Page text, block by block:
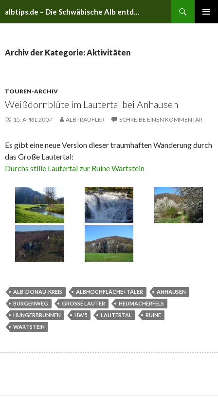
albtips.de – Die Schwäbische Alb entdecken
Archiv der Kategorie: Aktivitäten
TOUREN-ARCHIV
Weißdornblüte im Lautertal bei Anhausen
15. APRIL 2007 ALBTRÄUFLER SCHREIBE EINEN KOMMENTAR
Es gibt eine neue Version dieser traumhaften Wanderung durch
das Große Lautertal:
Durchs stille Lautertal zur Ruine Wartstein
ALB-DONAU-KREIS ALBHOCHFLÄCHE+TÄLER
ANHAUSEN
BURGENWEG
GROSSE LAUTER
HEUMACHERFELS
HUNGERBRUNNEN
HW5 LAUTERTAL
RUINE
WARTSTEIN